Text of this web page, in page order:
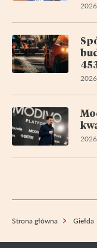
Strona główna Giełda